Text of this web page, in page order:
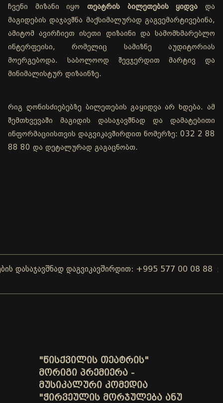
ჩვენი მიზანი იყო თეატრის ბილეთების ყიდვა და
მაგიდების დაჯავშნა მაქსიმალურად გაგვემარტივებინა,
ამიტომ ავირჩიეთ ისეთი დიზაინი და სამომხმარებლო
ინტერფეისი, რომელიც სამიზნე აუდიტორიას
მოერგებოდა. საბოლოოდ შევჯერდით მარტივ და
მინიმალისტურ დიზაინზე.
რიგ ღონისძიებებზე ბილეთების გაყიდვა არ ხდება. ამ
შემთხვევაში მაგიდის დასაჯავშნად და დამატებითი
ინფორმაციისთვის დაგვიკავშირდით ნომერზე: 032 2 88
88 80 და დეტალურად გაგაცნობთ.
დაგვიკავშირდით: +995 577 00 08 88
"ᲬᲘᲡᲥᲕᲘᲚᲘᲡ ᲗᲔᲐᲢᲠᲘᲡ"
ᲛᲝᲠᲘᲒᲘ ᲞᲠᲔᲛᲘᲔᲠᲐ -
ᲛᲣᲡᲘᲙᲐᲚᲣᲠᲘ ᲙᲝᲛᲔᲓᲘᲐ
"ᲭᲘᲠᲕᲔᲣᲚᲘᲡ ᲛᲝᲠᲯᲣᲚᲔᲑᲐ ᲐᲜᲣ